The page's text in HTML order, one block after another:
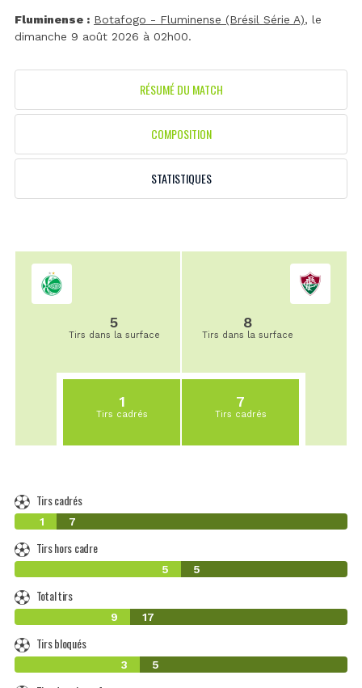
Fluminense : Botafogo - Fluminense (Brésil Série A), le
dimanche 9 août 2026 à 02h00.
RÉSUMÉ DU MATCH
COMPOSITION
STATISTIQUES
5
Tirs dans la surface
1
Tirs cadrés
8
Tirs dans la surface
7
Tirs cadrés
Tirs cadrés
1 7
Tirs hors cadre
5 5
Total tirs
9 17
Tirs bloqués
3 5